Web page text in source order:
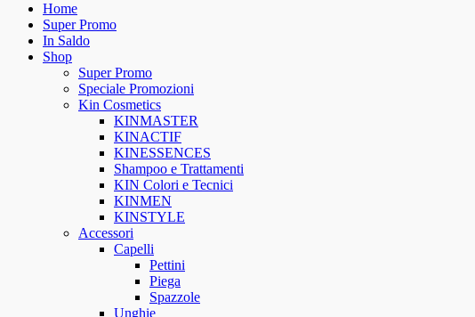
Home
Super Promo
In Saldo
Shop
Super Promo
Speciale Promozioni
Kin Cosmetics
KINMASTER
KINACTIF
KINESSENCES
Shampoo e Trattamenti
KIN Colori e Tecnici
KINMEN
KINSTYLE
Accessori
Capelli
Pettini
Piega
Spazzole
Unghie